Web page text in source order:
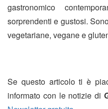
gastronomico
sorprendenti e gustosi.
vegetariane, vegane e
Se questo articolo ti è
informato con le notizie di